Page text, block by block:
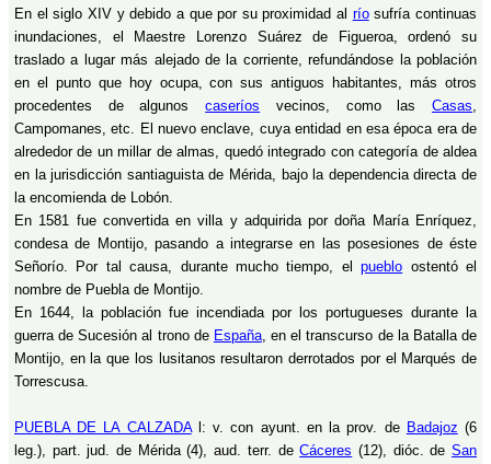
En el siglo XIV y debido a que por su proximidad al ríosufría continuas
inundaciones, el Maestre Lorenzo Suárez de Figueroa, ordenó su
traslado a lugar más alejado de la corriente, refundándose la población
en el punto que hoy ocupa, con sus antiguos habitantes, más otros
procedentes de algunoscaseríos vecinos, como lasCasas,
Campomanes, etc. El nuevo enclave, cuya entidad en esa época era de
alrededor de un millar de almas, quedó integrado con categoría de aldea
en la jurisdicción santiaguista de Mérida, bajo la dependencia directa de
la encomienda de Lobón.
En 1581 fue convertida en villa y adquirida por doña María Enríquez,
condesa de Montijo, pasando a integrarse en las posesiones de éste
Señorío. Por tal causa, durante mucho tiempo, elpueblo ostentó el
nombre de Puebla de Montijo.
En 1644, la población fue incendiada por los portugueses durante la
guerra de Sucesión al trono de España, en el transcurso de la Batalla de
Montijo, en la que los lusitanos resultaron derrotados por el Marqués de
Torrescusa.
PUEBLA DE LA CALZADAl: v. con ayunt. en la prov. de Badajoz (6
leg.), part. jud. de Mérida (4), aud. terr. deCáceres (12), dióc. deSan